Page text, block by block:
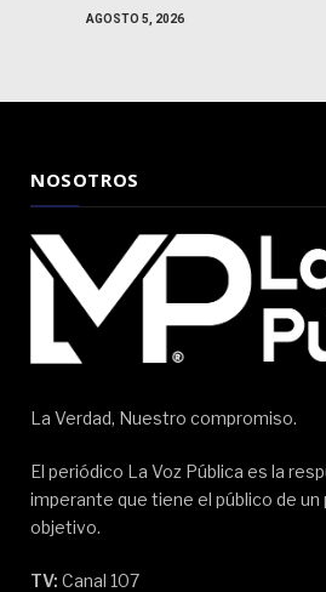
AGOSTO 5, 2026
NOSOTROS
La Verdad, Nuestro compromiso.
El periódico La Voz Pública es la
imperante que tiene el público de
objetivo.
TV: Canal 107